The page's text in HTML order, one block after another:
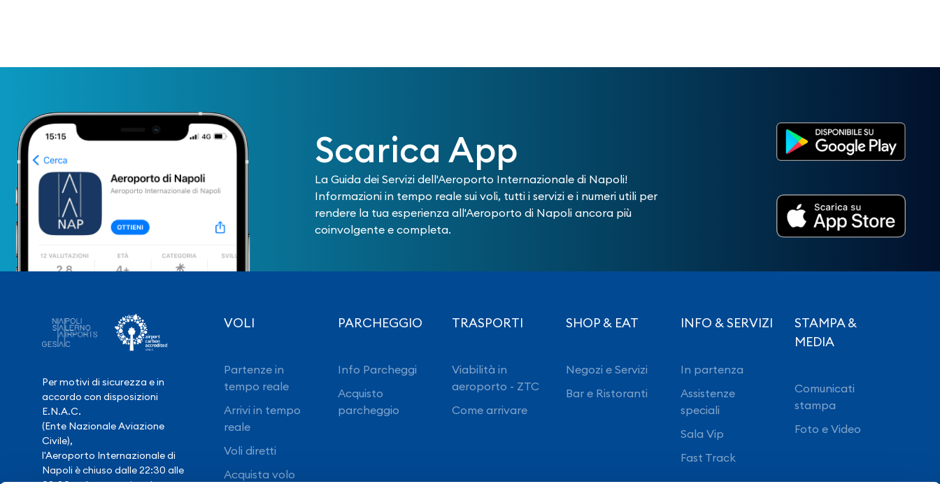
Scarica App
La Guida dei Servizi dell'Aeroporto Internazionale di Napoli!
Informazioni in tempo reale sui voli, tutti i servizi e i numeri utili per
rendere la tua esperienza all'Aeroporto di Napoli ancora più
coinvolgente e completa.
Per motivi di sicurezza e in
accordo con disposizioni
E.N.A.C.
(Ente Nazionale Aviazione
Civile),
l'Aeroporto Internazionale di
Napoli è chiuso dalle 22:30 alle
VOLI
Partenze in
tempo reale
Arrivi in tempo
reale
Voli diretti
Acquista volo
PARCHEGGIO
Info Parcheggi
Acquisto
parcheggio
TRASPORTI
Viabilità in
aeroporto - ZTC
Come arrivare
SHOP & EAT
Negozi e Servizi
Bar e Ristoranti
INFO & SERVIZI
In partenza
Assistenze
speciali
Sala Vip
Fast Track
STAMPA &
MEDIA
Comunicati
stampa
Foto e Video